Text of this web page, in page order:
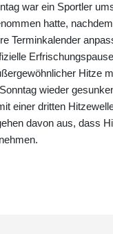
war ein Sportler
hatte,
Terminkalender
Hitze
wieder
einer dritten
davon aus, dass